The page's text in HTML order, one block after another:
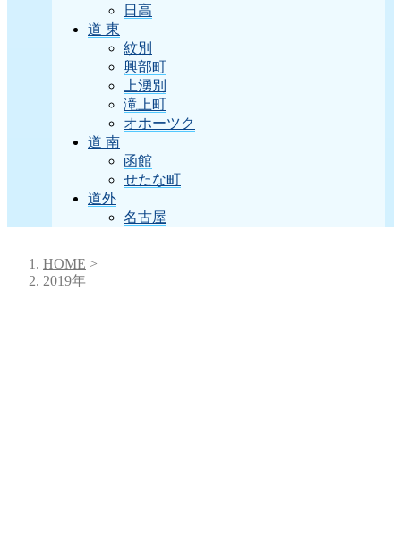
日高
道 東
紋別
興部町
上湧別
滝上町
オホーツク
道 南
函館
せたな町
道外
名古屋
HOME >
2019年